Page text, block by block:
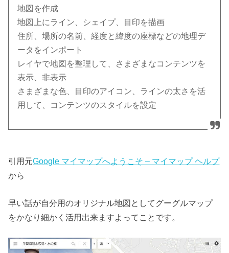
地図を作成
地図上にライン、シェイプ、目印を描画
住所、場所の名前、経度と緯度の座標などの地理デ
ータをインポート
レイヤで地図を整理して、さまざまなコンテンツを
表示、非表示
さまざまな色、目印のアイコン、ラインの太さを活
用して、コンテンツのスタイルを設定
引用元Google マイマップへようこそ – マイマップ ヘルプ
から
早い話が自分用のオリジナル地図としてグーグルマップ
をかなり細かく活用出来ますよってことです。